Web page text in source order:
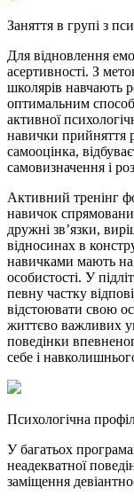
Заняття в групі з
Для відновлення
асертивності. З
школярів навчають
оптимальним
активної
навички прийняття
самооцінка,
самовизначення і
Активний тренінг
навичок
дружні зв’язки,
відносинах в
навичками мають на
особистості. У
певну частку
відстоювати свою
життєво важливих
поведінки
себе і
Психологічна
У багатьох
неадекватної
заміщення